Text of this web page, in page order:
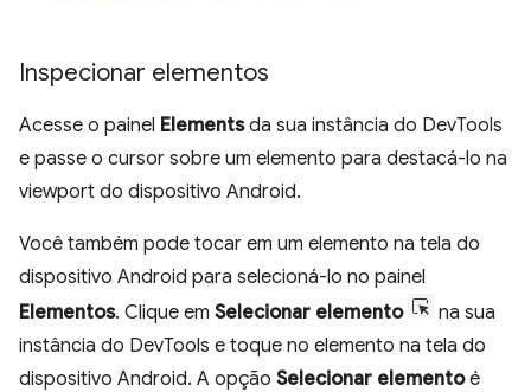
Inspecionar elementos
Acesse o painel Elementsda sua instância do DevTools
e passe o cursor sobre um elemento para destacá-lo na
viewport do dispositivo Android.
Você também pode tocar em um elemento na tela do
dispositivo Android para selecioná-lo no painel
Elementos. Clique em Selecionar elemento
na sua
instância do DevTools e toque no elemento na tela do
dispositivo Android. A opção Selecionar elementoé